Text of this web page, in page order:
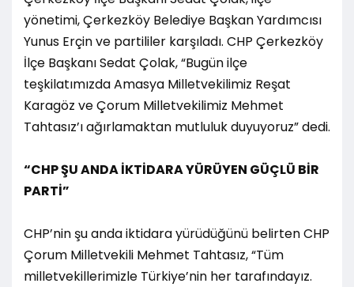
yönetimi, Çerkezköy Belediye Başkan Yardımcısı
Yunus Erçin ve partililer karşıladı. CHP Çerkezköy
İlçe Başkanı Sedat Çolak, “Bugün ilçe
teşkilatımızda Amasya Milletvekilimiz Reşat
Karagöz ve Çorum Milletvekilimiz Mehmet
Tahtasız’ı ağırlamaktan mutluluk duyuyoruz” dedi.
“CHP ŞU ANDA İKTİDARA YÜRÜYEN GÜÇLÜ BİR
PARTİ”
CHP’nin şu anda iktidara yürüdüğünü belirten CHP
Çorum Milletvekili Mehmet Tahtasız, “Tüm
milletvekillerimizle Türkiye’nin her tarafındayız.